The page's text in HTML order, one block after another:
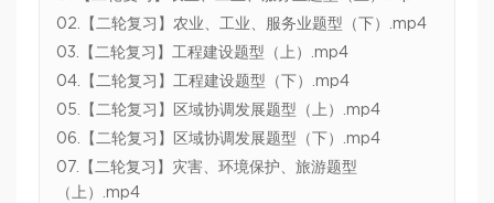
02.【二轮复习】农业、工业、服务业题型（下）.mp4
03.【二轮复习】工程建设题型（上）.mp4
04.【二轮复习】工程建设题型（下）.mp4
05.【二轮复习】区域协调发展题型（上）.mp4
06.【二轮复习】区域协调发展题型（下）.mp4
07.【二轮复习】灾害、环境保护、旅游题型
（上）.mp4